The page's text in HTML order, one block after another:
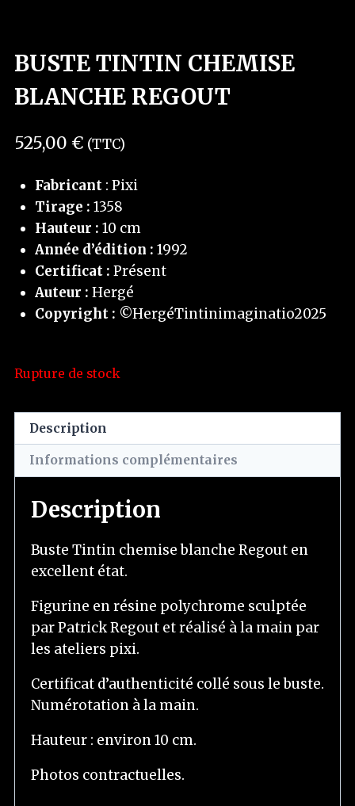
BUSTE TINTIN CHEMISE
BLANCHE REGOUT
525,00 € (TTC)
Fabricant: Pixi
Tirage : 1358
Hauteur : 10 cm
Année d’édition : 1992
Certificat : Présent
Auteur : Hergé
Copyright : ©HergéTintinimaginatio2025
Rupture de stock
Description
Informations complémentaires
Description
Buste Tintin chemise blanche Regout en
excellent état.
Figurine en résine polychrome sculptée
par Patrick Regout et réalisé à la main par
les ateliers pixi.
Certificat d’authenticité collé sous le buste.
Numérotation à la main.
Hauteur : environ 10 cm.
Photos contractuelles.